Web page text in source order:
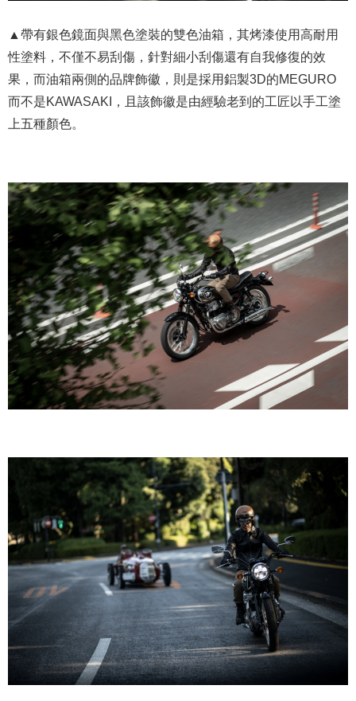
▲帶有銀色鏡面與黑色塗裝的雙色油箱，其烤漆使用高耐用
性塗料，不僅不易刮傷，針對細小刮傷還有自我修復的效
果，而油箱兩側的品牌飾徽，則是採用鋁製3D的MEGURO
而不是KAWASAKI，且該飾徽是由經驗老到的工匠以手工塗
上五種顏色。